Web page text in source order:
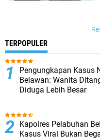
TERPOPULER
Pengungkapan Kasus
Belawan: Wanita
Diduga Lebih Besar
Kapolres Pelabuhan
Kasus Viral Bukan